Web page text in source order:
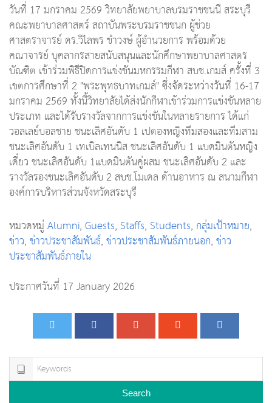
วันที่ 17 มกราคม 2569 วิทยาลัยพยาบาลบรมราชชนนี สระบุรี
คณะพยาบาลศาสตร์ สถาบันพระบรมราชชนก ผู้ช่วย
ศาสตราจารย์ ดร.วิไลพร ขำวงษ์ ผู้อำนวยการ พร้อมด้วย
คณาจารย์ บุคลากรสายสนับสนุนและนักศึกษาพยาบาลศาสตร
บัณฑิต เข้าร่วมพิธีปิดการแข่งขันมหกรรมกีฬา สบช.เกมส์ ครั้งที่ 3
เขตการศึกษาที่ 2 "พระพุทธบาทเกมส์" ซึ่งจัดระหว่างวันที่ 16-17
มกราคม 2569 ทั้งนี้วิทยาลัยได้ส่งนักกีฬาเข้าร่วมการแข่งขันหลาย
ประเภท และได้รับรางวัลจากการแข่งขันในหลายรายการ ได้แก่
วอลเลย์บอลชาย ชนะเลิศอันดับ 1 เปตองหญิงทีมสองและทีมสาม
ชนะเลิศอันดับ 1 เทเบิลเทนนิส ชนะเลิศอันดับ 1 แบดมินตันหญิง
เดี๋ยว ชนะเลิศอันดับ 1แบดมินตันคู่ผสม ชนะเลิศอันดับ 2 และ
รางวัลรองชนะเลิศอันดับ 2 สบช.โมเดล ด้านอาหาร ณ สนามกีฬา
องค์การบริหารส่วนจังหวัดสระบุรี
หมวดหมู่Alumni,Guests,Staffs,Students, กลุ่มเป้าหมาย,
ข่าว,ข่าวประชาสัมพันธ์,ข่าวประชาสัมพันธ์ภายนอก,ข่าว
ประชาสัมพันธ์ภายใน
ประกาศวันที่ 17 January 2026
Search